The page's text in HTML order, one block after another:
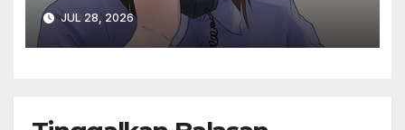
Online Ilegal Kontak OJK Di
157
JUL 28, 2026